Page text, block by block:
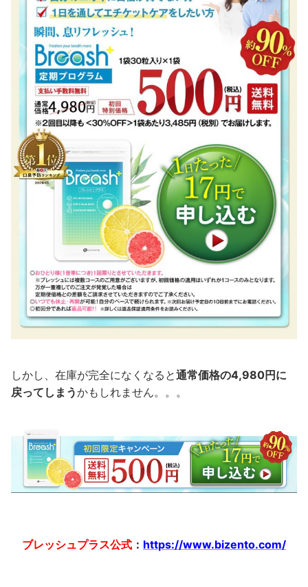
しかし、在庫が完全になくなると通常価格の4,980円に
戻ってしまうかもしれません。。。
ブレッシュプラス公式 ： https://www.bizento.com/